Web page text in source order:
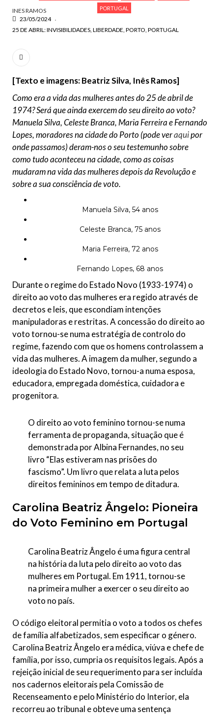
PORTUGAL
INES RAMOS
23/05/2024
25 DE ABRIL: INVISIBILIDADES LIBERDADE PORTO PORTUGAL
[Texto e imagens: Beatriz Silva, Inês Ramos]
Como era a vida das mulheres antes do 25 de abril de
1974? Será que ainda exercem do seu direito ao voto?
Manuela Silva, Celeste Branca, Maria Ferreira e Fernando
Lopes, moradores na cidade do Porto (pode veraquipor
onde passamos) deram-nos o seu testemunho sobre
como tudo aconteceu na cidade, como as coisas
mudaram na vida das mulheres depois da Revolução e
sobre a sua consciência de voto.
Manuela Silva, 54 anos
Celeste Branca, 75 anos
Maria Ferreira, 72 anos
Fernando Lopes, 68 anos
Durante o regime do Estado Novo (1933-1974) o
direito ao voto das mulheres era regido através de
decretos e leis, que escondiam intenções
manipuladoras e restritas. A concessão do direito ao
voto tornou-se numa estratégia de controlo do
regime, fazendo com que os homens controlassem a
vida das mulheres. A imagem da mulher, segundo a
ideologia do Estado Novo, tornou-a numa esposa,
educadora, empregada doméstica, cuidadora e
progenitora.
O direito ao voto feminino tornou-se numa
ferramenta de propaganda, situação que é
demonstrada por Albina Fernandes, no seu
livro “Elas estiveram nas prisões do
fascismo”. Um livro que relata a luta pelos
direitos femininos em tempo de ditadura.
Carolina Beatriz Ângelo: Pioneira
do Voto Feminino em Portugal
Carolina Beatriz Ângelo é uma figura central
na história da luta pelo direito ao voto das
mulheres em Portugal. Em 1911, tornou-se
na primeira mulher a exercer o seu direito ao
voto no país.
O código eleitoral permitia o voto a todos os chefes
de família alfabetizados, sem especificar o género.
Carolina Beatriz Ângelo era médica, viúva e chefe de
família, por isso, cumpria os requisitos legais. Após a
rejeição inicial de seu requerimento para ser incluída
nos cadernos eleitorais pela Comissão de
Recenseamento e pelo Ministério do Interior, ela
recorreu ao tribunal e obteve uma sentença